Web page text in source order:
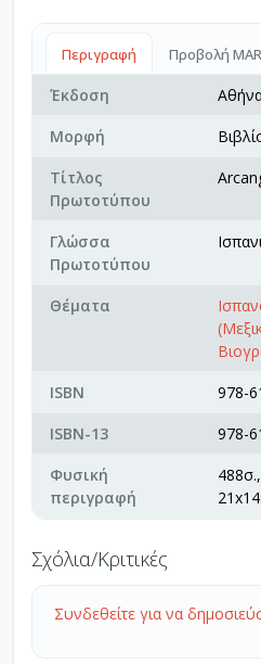
Περιγραφή Προβολή
Έκδοση
Μορφή
Τίτλος
Πρωτοτύπου
Γλώσσα
Πρωτοτύπου
Θέματα
ISBN
978-
ISBN-13
978-
Φυσική
περιγραφή
Σχόλια/Κριτικές
Συνδεθείτε για να